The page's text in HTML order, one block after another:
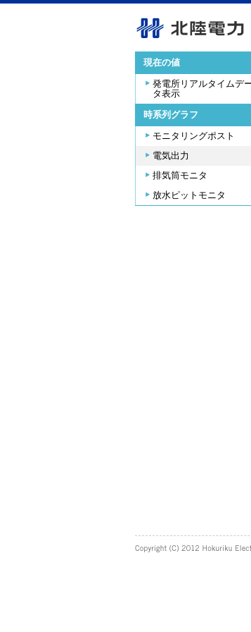
現在の値
発電所リアルタイムデ
タ表示
時系列グラフ
モニタリングポスト
電気出力
排気筒モニタ
放水ピットモニタ